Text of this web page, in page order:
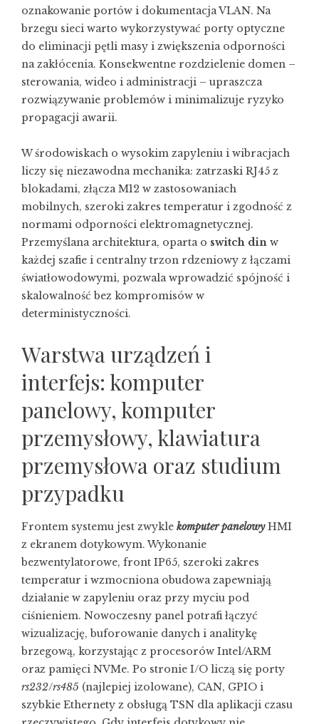
oznakowanie portów i dokumentacja VLAN. Na
brzegu sieci warto wykorzystywać porty optyczne
do eliminacji pętli masy i zwiększenia odporności
na zakłócenia. Konsekwentne rozdzielenie domen –
sterowania, wideo i administracji – upraszcza
rozwiązywanie problemów i minimalizuje ryzyko
propagacji awarii.
W środowiskach o wysokim zapyleniu i wibracjach
liczy się niezawodna mechanika: zatrzaski RJ45 z
blokadami, złącza M12 w zastosowaniach
mobilnych, szeroki zakres temperatur i zgodność z
normami odporności elektromagnetycznej.
Przemyślana architektura, oparta o switch din w
każdej szafie i centralny trzon rdzeniowy z łączami
światłowodowymi, pozwala wprowadzić spójność i
skalowalność bez kompromisów w
deterministyczności.
Warstwa urządzeń i
interfejs: komputer
panelowy, komputer
przemysłowy, klawiatura
przemysłowa oraz studium
przypadku
Frontem systemu jest zwykle komputer panelowyHMI
z ekranem dotykowym. Wykonanie
bezwentylatorowe, front IP65, szeroki zakres
temperatur i wzmocniona obudowa zapewniają
działanie w zapyleniu oraz przy myciu pod
ciśnieniem. Nowoczesny panel potrafi łączyć
wizualizację, buforowanie danych i analitykę
brzegową, korzystając z procesorów Intel/ARM
oraz pamięci NVMe. Po stronie I/O liczą się porty
rs232/rs485 (najlepiej izolowane), CAN, GPIO i
szybkie Ethernety z obsługą TSN dla aplikacji czasu